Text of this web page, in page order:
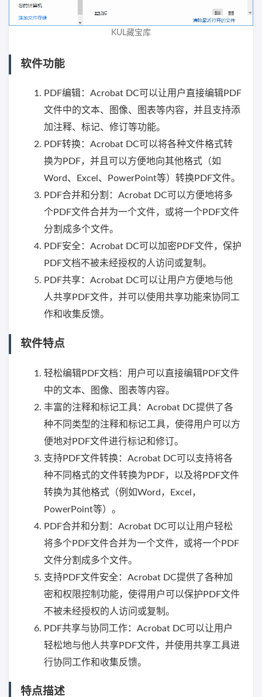
KUL藏宝库
软件功能
PDF编辑：Acrobat DC可以让用户直接编辑PDF
文件中的文本、图像、图表等内容，并且支持添
加注释、标记、修订等功能。
PDF转换：Acrobat DC可以将各种文件格式转
换为PDF，并且可以方便地向其他格式（如
Word、Excel、PowerPoint等）转换PDF文件。
PDF合并和分割：Acrobat DC可以方便地将多
个PDF文件合并为一个文件，或将一个PDF文件
分割成多个文件。
PDF安全：Acrobat DC可以加密PDF文件，保护
PDF文档不被未经授权的人访问或复制。
PDF共享：Acrobat DC可以让用户方便地与他
人共享PDF文件，并可以使用共享功能来协同工
作和收集反馈。
软件特点
轻松编辑PDF文档：用户可以直接编辑PDF文件
中的文本、图像、图表等内容。
丰富的注释和标记工具：Acrobat DC提供了各
种不同类型的注释和标记工具，使得用户可以方
便地对PDF文件进行标记和修订。
支持PDF文件转换：Acrobat DC可以支持将各
种不同格式的文件转换为PDF，以及将PDF文件
转换为其他格式（例如Word，Excel，
PowerPoint等）。
PDF合并和分割：Acrobat DC可以让用户轻松
将多个PDF文件合并为一个文件，或将一个PDF
文件分割成多个文件。
支持PDF文件安全：Acrobat DC提供了各种加
密和权限控制功能，使得用户可以保护PDF文件
不被未经授权的人访问或复制。
PDF共享与协同工作：Acrobat DC可以让用户
轻松地与他人共享PDF文件，并使用共享工具进
行协同工作和收集反馈。
特点描述